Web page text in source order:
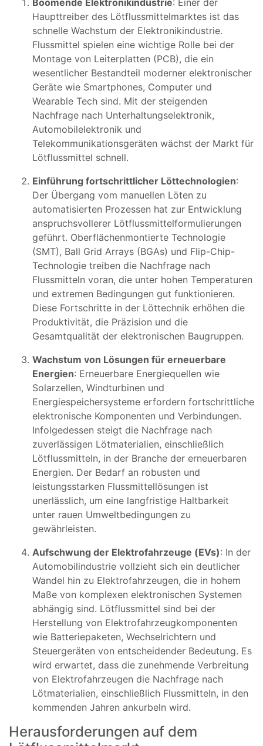
Haupttreiber des Lötflussmittelmarktes ist das
schnelle Wachstum der Elektronikindustrie.
Flussmittel spielen eine wichtige Rolle bei der
Montage von Leiterplatten (PCB), die ein
wesentlicher Bestandteil moderner elektronischer
Geräte wie Smartphones, Computer und
Wearable Tech sind. Mit der steigenden
Nachfrage nach Unterhaltungselektronik,
Automobilelektronik und
Telekommunikationsgeräten wächst der Markt für
Lötflussmittel schnell.
Einführung fortschrittlicher Löttechnologien:
Der Übergang vom manuellen Löten zu
automatisierten Prozessen hat zur Entwicklung
anspruchsvollerer Lötflussmittelformulierungen
geführt. Oberflächenmontierte Technologie
(SMT), Ball Grid Arrays (BGAs) und Flip-Chip-
Technologie treiben die Nachfrage nach
Flussmitteln voran, die unter hohen Temperaturen
und extremen Bedingungen gut funktionieren.
Diese Fortschritte in der Löttechnik erhöhen die
Produktivität, die Präzision und die
Gesamtqualität der elektronischen Baugruppen.
Wachstum von Lösungen für erneuerbare
Energien: Erneuerbare Energiequellen wie
Solarzellen, Windturbinen und
Energiespeichersysteme erfordern fortschrittliche
elektronische Komponenten und Verbindungen.
Infolgedessen steigt die Nachfrage nach
zuverlässigen Lötmaterialien, einschließlich
Lötflussmitteln, in der Branche der erneuerbaren
Energien. Der Bedarf an robusten und
leistungsstarken Flussmittellösungen ist
unerlässlich, um eine langfristige Haltbarkeit
unter rauen Umweltbedingungen zu
gewährleisten.
Aufschwung der Elektrofahrzeuge (EVs): In der
Automobilindustrie vollzieht sich ein deutlicher
Wandel hin zu Elektrofahrzeugen, die in hohem
Maße von komplexen elektronischen Systemen
abhängig sind. Lötflussmittel sind bei der
Herstellung von Elektrofahrzeugkomponenten
wie Batteriepaketen, Wechselrichtern und
Steuergeräten von entscheidender Bedeutung. Es
wird erwartet, dass die zunehmende Verbreitung
von Elektrofahrzeugen die Nachfrage nach
Lötmaterialien, einschließlich Flussmitteln, in den
kommenden Jahren ankurbeln wird.
Herausforderungen auf dem